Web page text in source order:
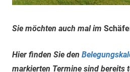
Sie möchten auch mal im
Hier finden Sie den
markierten Termine sind bereits